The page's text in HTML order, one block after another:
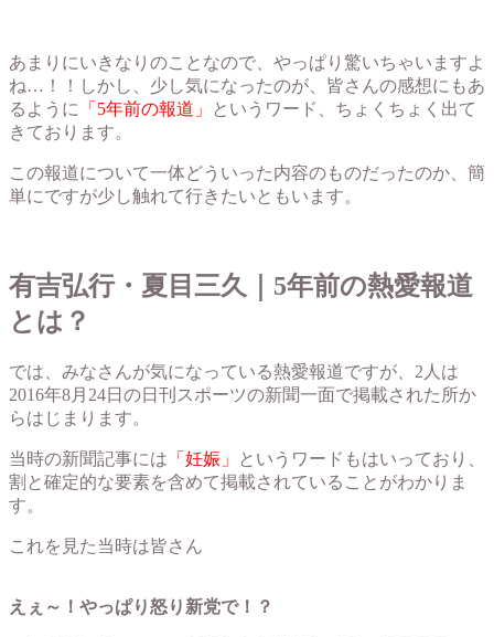
あまりにいきなりのことなので、やっぱり驚いちゃいますよ
ね…！！しかし、少し気になったのが、皆さんの感想にもあ
るように
「5年前の報道」
というワード、ちょくちょく出て
きております。
この報道について一体どういった内容のものだったのか、簡
単にですが少し触れて行きたいともいます。
有吉弘行・夏目三久｜5年前の熱愛報道
とは？
では、みなさんが気になっている熱愛報道ですが、2人は
2016年8月24日の日刊スポーツの新聞一面で掲載された所か
らはじまります。
当時の新聞記事には 「妊娠」
というワードもはいっており、
割と確定的な要素を含めて掲載されていることがわかりま
す。
これを見た当時は皆さん
えぇ～！やっぱり怒り新党で！？